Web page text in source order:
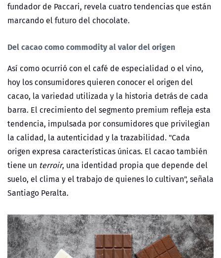
fundador de Paccari, revela cuatro tendencias que están
marcando el futuro del chocolate.
Del cacao como commodity al valor del origen
Así como ocurrió con el café de especialidad o el vino,
hoy los consumidores quieren conocer el origen del
cacao, la variedad utilizada y la historia detrás de cada
barra. El crecimiento del segmento premium refleja esta
tendencia, impulsada por consumidores que privilegian
la calidad, la autenticidad y la trazabilidad. "Cada
origen expresa características únicas. El cacao también
tiene un terroir, una identidad propia que depende del
suelo, el clima y el trabajo de quienes lo cultivan", señala
Santiago Peralta.